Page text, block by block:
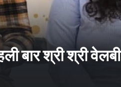
बार श्री श्री